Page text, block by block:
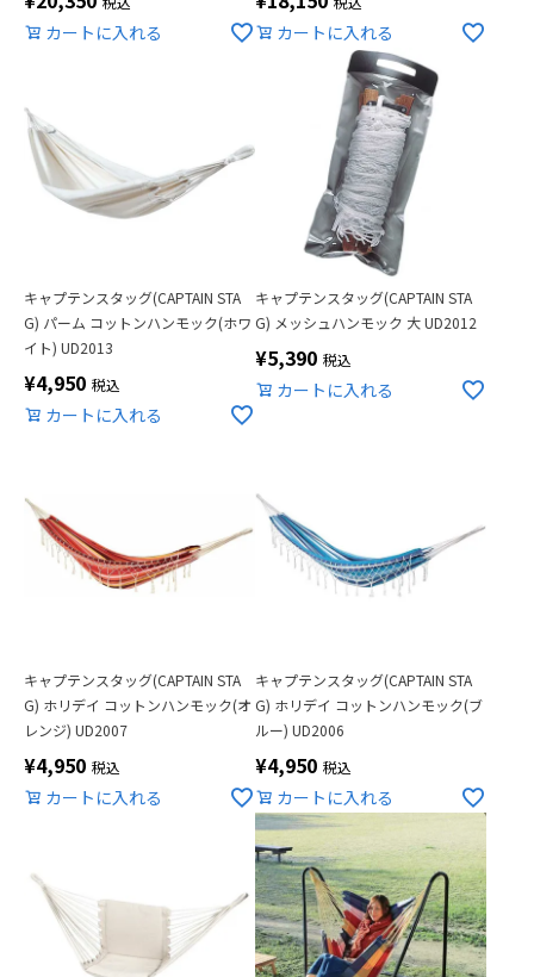
カートに入れる カートに入れる
キャプテンスタッグ(CAPTAIN STA
G) パーム コットンハンモック(ホワ
イト) UD2013
¥4,950 税込
カートに入れる
キャプテンスタッグ(CAPTAIN STA
G) メッシュハンモック 大 UD2012
¥5,390 税込
カートに入れる
キャプテンスタッグ(CAPTAIN STA
G) ホリデイ コットンハンモック(オ
レンジ) UD2007
¥4,950 税込
カートに入れる
キャプテンスタッグ(CAPTAIN STA
G) ホリデイ コットンハンモック(ブ
ルー) UD2006
¥4,950 税込
カートに入れる